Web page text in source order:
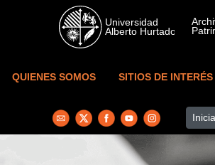
Skip to main content
QUIENES SOMOS SITIOS DE INTERÉS